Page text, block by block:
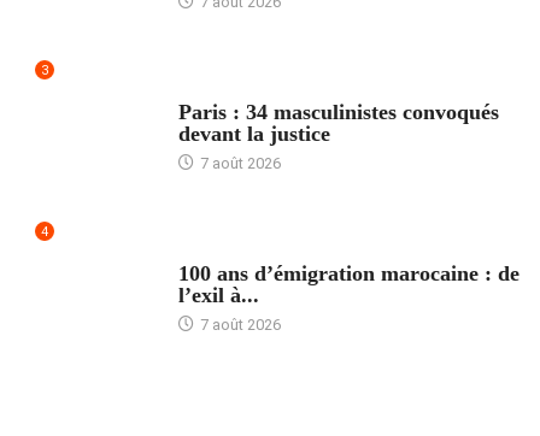
3
Paris : 34 masculinistes convoqués
devant la justice
7 août 2026
4
100 ans d’émigration marocaine : de
l’exil à...
7 août 2026